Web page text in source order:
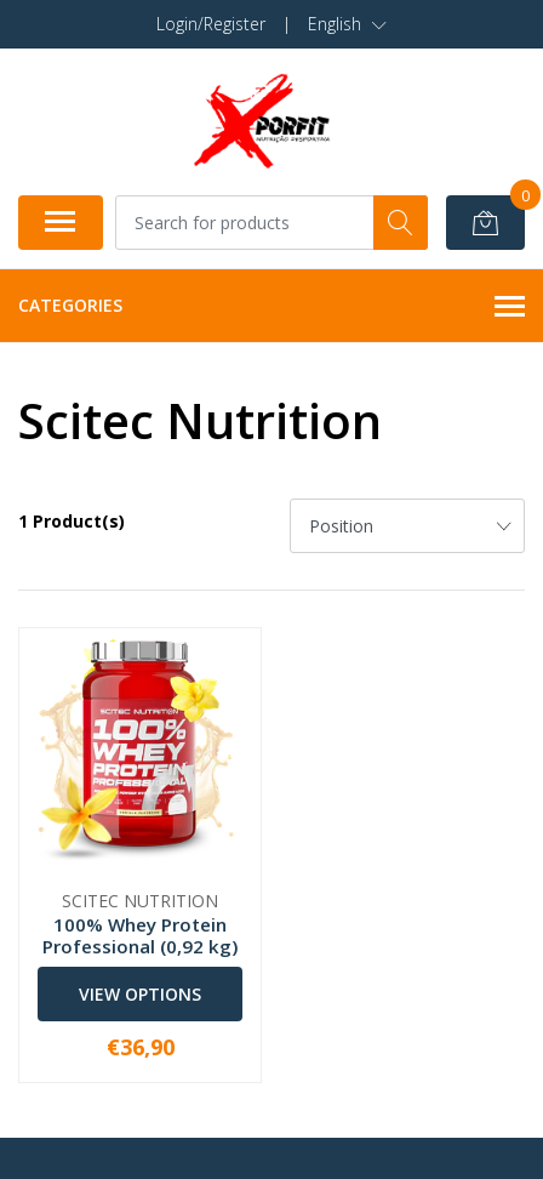
Login/Register | English
0
CATEGORIES
Scitec Nutrition
1 Product(s)
SCITEC NUTRITION
100% Whey Protein
Professional (0,92 kg)
VIEW OPTIONS
€36,90